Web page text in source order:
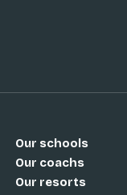
Our schools
Our coachs
Our resorts